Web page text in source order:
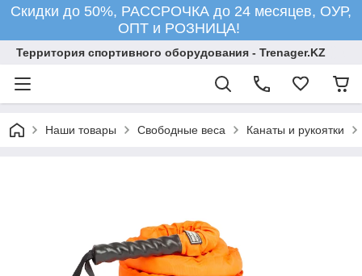
Скидки до 50%, РАССРОЧКА до 24 месяцев, ОУР,
ОПТ и РОЗНИЦА!
Территория спортивного оборудования - Trenager.KZ
Наши товары Свободные веса Канаты и рукоятки